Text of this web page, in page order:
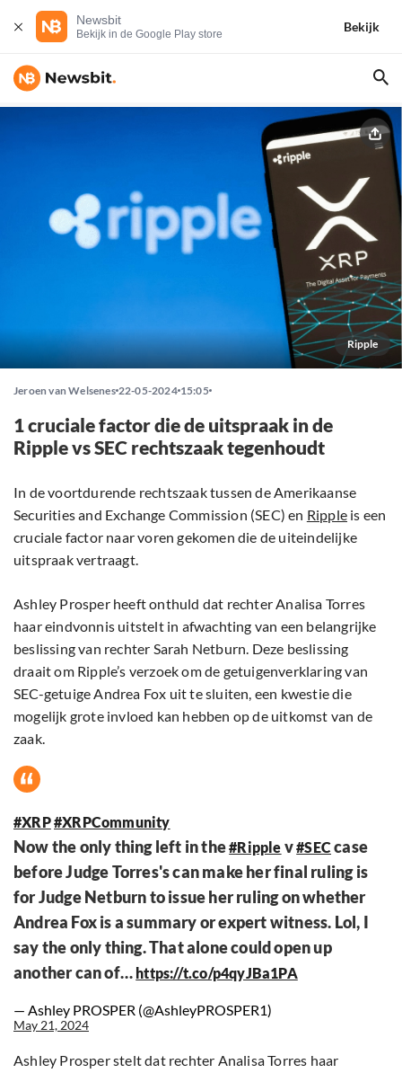
Newsbit
Bekijk in de Google Play store
Bekijk
Ripple
Jeroen van Welsenes 22-05-2024 15:05
1 cruciale factor die de uitspraak in de
Ripple vs SEC rechtszaak tegenhoudt
In de voortdurende rechtszaak tussen de Amerikaanse
Securities and Exchange Commission (SEC) en Ripple is een
cruciale factor naar voren gekomen die de uiteindelijke
uitspraak vertraagt.
Ashley Prosper heeft onthuld dat rechter Analisa Torres
haar eindvonnis uitstelt in afwachting van een belangrijke
beslissing van rechter Sarah Netburn. Deze beslissing
draait om Ripple’s verzoek om de getuigenverklaring van
SEC-getuige Andrea Fox uit te sluiten, een kwestie die
mogelijk grote invloed kan hebben op de uitkomst van de
zaak.
#XRP#XRPCommunity
Now the only thing left in the#Ripple v#SECcase
before Judge Torres's can make her final ruling is
for Judge Netburn to issue her ruling on whether
Andrea Fox is a summary or expert witness. Lol, I
say the only thing. That alone could open up
another can of… https://t.co/p4qyJBa1PA
— Ashley PROSPER (@AshleyPROSPER1)
May 21, 2024
Ashley Prosper stelt dat rechter Analisa Torres haar